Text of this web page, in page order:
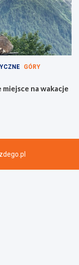
GÓRY
na wakacje